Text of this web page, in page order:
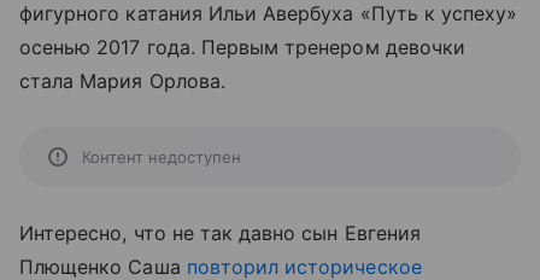
фигурного катания Ильи Авербуха «Путь к успеху»
осенью 2017 года. Первым тренером девочки
стала Мария Орлова.
Контент недоступен
Интересно, что не так давно сын Евгения
Плющенко Саша повторил историческое